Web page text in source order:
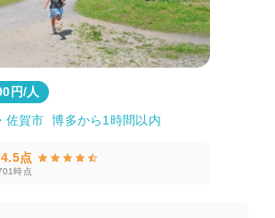
円/人
佐賀市 博多から1時間以内
4.5点
時点